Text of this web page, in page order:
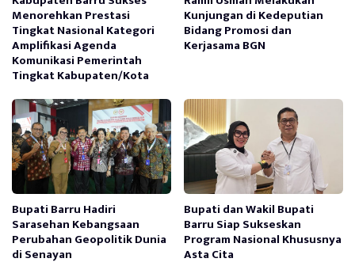
Menorehkan Prestasi
Tingkat Nasional Kategori
Amplifikasi Agenda
Komunikasi Pemerintah
Tingkat Kabupaten/Kota
Kunjungan di Kedeputian
Bidang Promosi dan
Kerjasama BGN
Bupati Barru Hadiri
Sarasehan Kebangsaan
Perubahan Geopolitik Dunia
di Senayan
Bupati dan Wakil Bupati
Barru Siap Sukseskan
Program Nasional Khususnya
Asta Cita